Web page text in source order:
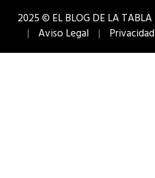
2025 © EL BLOG DE LA TABLA
Aviso Legal
Privacidad